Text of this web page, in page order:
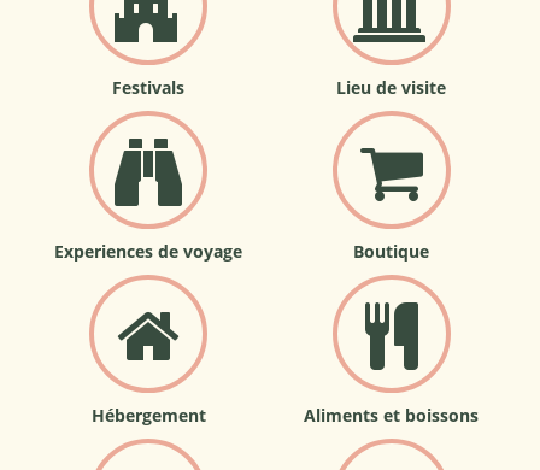
Festivals Lieu de visite
Experiences de voyage Boutique
Hébergement Aliments et boissons